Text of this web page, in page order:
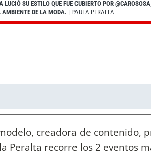
LUCIÓ SU ESTILO QUE FUE CUBIERTO POR
AMBIENTE DE LA MODA. | PAULA PERALTA
creadora de contenido,
Peralta recorre los 2 eventos